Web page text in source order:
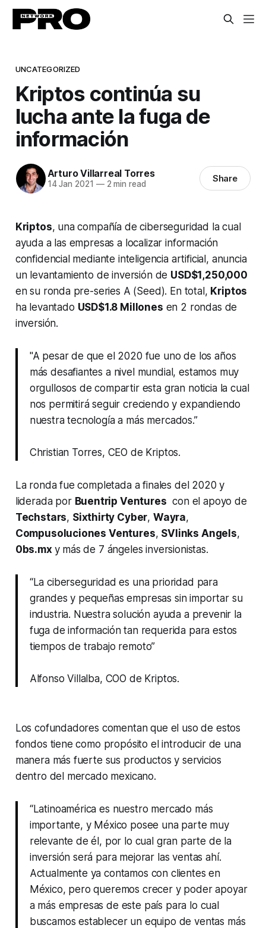
UNCATEGORIZED
Kriptos continúa su
lucha ante la fuga de
información
Arturo Villarreal Torres
14 Jan 2021 —2 min read Share
Kriptos, una compañía de ciberseguridad la cual
ayuda a las empresas a localizar información
confidencial mediante inteligencia artificial, anuncia
un levantamiento de inversión de USD$1,250,000
en su ronda pre-series A (Seed). En total, Kriptos
ha levantado USD$1.8 Millones en 2 rondas de
inversión.
"A pesar de que el 2020 fue uno de los años
más desafiantes a nivel mundial, estamos muy
orgullosos de compartir esta gran noticia la cual
nos permitirá seguir creciendo y expandiendo
nuestra tecnología a más mercados.”
Christian Torres, CEO de Kriptos.
La ronda fue completada a finales del 2020 y
liderada por Buentrip Ventures con el apoyo de
Techstars, Sixthirty Cyber, Wayra,
Compusoluciones Ventures, SVlinks Angels,
0bs.mx y más de 7 ángeles inversionistas.
“La ciberseguridad es una prioridad para
grandes y pequeñas empresas sin importar su
industria. Nuestra solución ayuda a prevenir la
fuga de información tan requerida para estos
tiempos de trabajo remoto”
Alfonso Villalba, COO de Kriptos.
Los cofundadores comentan que el uso de estos
fondos tiene como propósito el introducir de una
manera más fuerte sus productos y servicios
dentro del mercado mexicano.
“Latinoamérica es nuestro mercado más
importante, y México posee una parte muy
relevante de él, por lo cual gran parte de la
inversión será para mejorar las ventas ahí.
Actualmente ya contamos con clientes en
México, pero queremos crecer y poder apoyar
a más empresas de este país para lo cual
buscamos establecer un equipo de ventas más